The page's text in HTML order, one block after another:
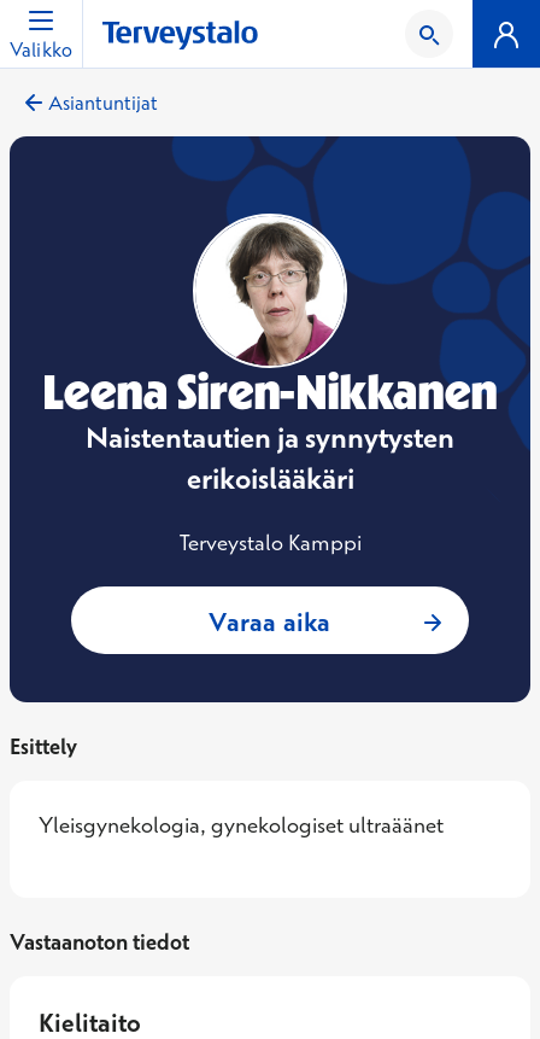
Valikko
Asiantuntijat
Leena Siren-Nikkanen
Naistentautien ja synnytysten
erikoislääkäri
Terveystalo Kamppi
Varaa aika : Leena Siren-
Esittely
Yleisgynekologia, gynekologiset ultraäänet
Vastaanoton tiedot
Kielitaito